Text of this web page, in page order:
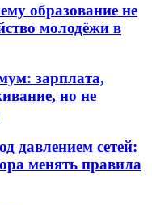
образование не
молодёжи в
зарплата,
но не
давлением сетей:
менять правила